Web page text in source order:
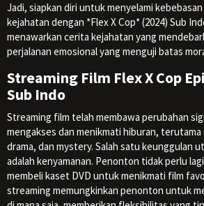
Jadi, siapkan diri untuk menyelami
kejahatan dengan *Flex X Cop* (2024) Sub
menawarkan cerita kejahatan yang
perjalanan emosional yang menguji batas
Streaming Film Flex X Cop
Sub Indo
Streaming film telah membawa perubahan
mengakses dan menikmati hiburan, terutama
drama, dan mystery. Salah satu keunggulan
adalah kenyamanan. Penonton tidak perlu
membeli kaset DVD untuk menikmati film
streaming memungkinkan penonton untuk